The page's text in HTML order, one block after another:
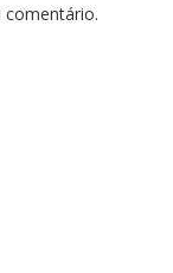
comentário.